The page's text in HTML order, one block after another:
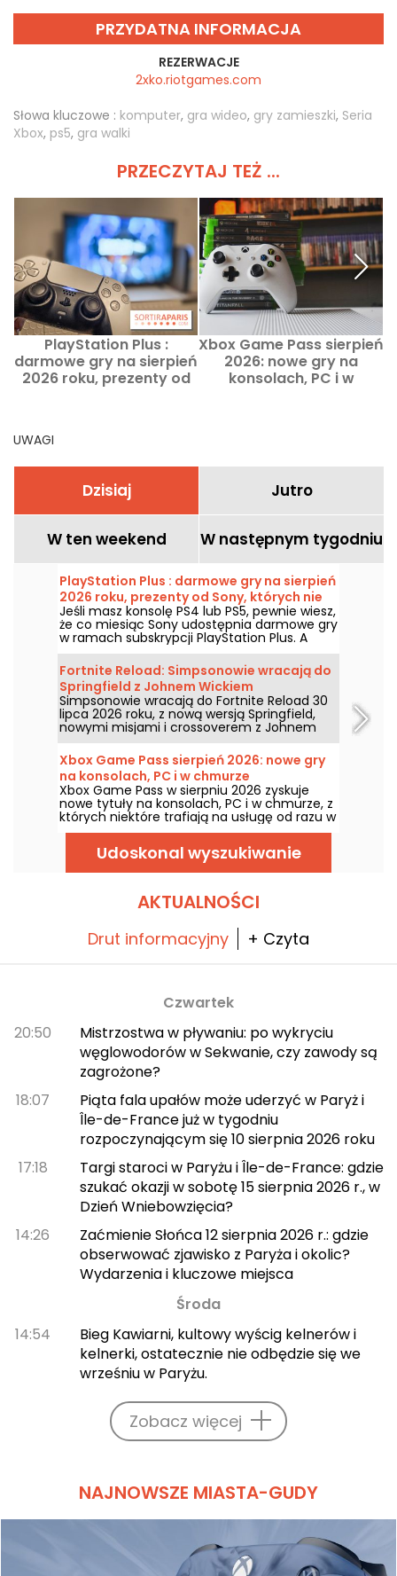
PRZYDATNA INFORMACJA
REZERWACJE
2xko.riotgames.com
Słowa kluczowe : komputer, gra wideo, gry zamieszki, Seria
Xbox, ps5, gra walki
PRZECZYTAJ TEŻ ...
PlayStation Plus :
darmowe gry na sierpień
2026 roku, prezenty od
Xbox Game Pass sierpień
2026: nowe gry na
konsolach, PC i w
UWAGI
Dzisiaj Jutro
W ten weekend W następnym tygodniu
PlayStation Plus : darmowe gry na sierpień
2026 roku, prezenty od Sony, których nie
warto przegapić
Jeśli masz konsolę PS4 lub PS5, pewnie wiesz,
że co miesiąc Sony udostępnia darmowe gry
w ramach subskrypcji PlayStation Plus. A
zatem, jakie darmowe tytuły czekają w
sierpniu 2026 roku? Poznaj listę wybranych
gier na ten miesiąc.
Fortnite Reload: Simpsonowie wracają do
Springfield z Johnem Wickiem
Simpsonowie wracają do Fortnite Reload 30
lipca 2026 roku, z nową wersją Springfield,
nowymi misjami i crossoverem z Johnem
Wickiem. Aktualizacja dodaje kilka
ikonicznych miejsc, specjalny styl dla
słynnego zabójcy i nowe elementy rozgrywki.
Xbox Game Pass sierpień 2026: nowe gry
na konsolach, PC i w chmurze
Xbox Game Pass w sierpniu 2026 zyskuje
nowe tytuły na konsolach, PC i w chmurze, z
których niektóre trafiają na usługę od razu w
dniu premiery. Oto najważniejsze nowości,
które Microsoft zapowiedział dla abonentów.
Udoskonal wyszukiwanie
AKTUALNOŚCI
Drut informacyjny + Czyta
Czwartek
20:50
Mistrzostwa w pływaniu: po wykryciu
węglowodorów w Sekwanie, czy zawody są
zagrożone?
18:07
Piąta fala upałów może uderzyć w Paryż i
Île-de-France już w tygodniu
rozpoczynającym się 10 sierpnia 2026 roku
17:18
Targi staroci w Paryżu i Île-de-France: gdzie
szukać okazji w sobotę 15 sierpnia 2026 r., w
Dzień Wniebowzięcia?
14:26
Zaćmienie Słońca 12 sierpnia 2026 r.: gdzie
obserwować zjawisko z Paryża i okolic?
Wydarzenia i kluczowe miejsca
Środa
14:54
Bieg Kawiarni, kultowy wyścig kelnerów i
kelnerki, ostatecznie nie odbędzie się we
wrześniu w Paryżu.
Zobacz więcej
NAJNOWSZE MIASTA-GUDY